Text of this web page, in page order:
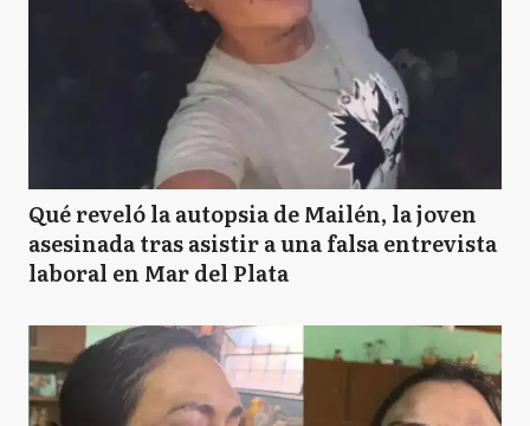
Qué reveló la autopsia de Mailén, la joven
asesinada tras asistir a una falsa entrevista
laboral en Mar del Plata